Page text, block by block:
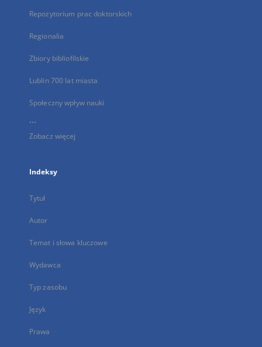
Repozytorium prac doktorskich
Regionalia
Zbiory bibliofilskie
Lublin 700 lat miasta
Społeczny wpływ nauki
...
Zobacz więcej
Indeksy
Tytuł
Autor
Temat i słowa kluczowe
Wydawca
Typ zasobu
Język
Prawa